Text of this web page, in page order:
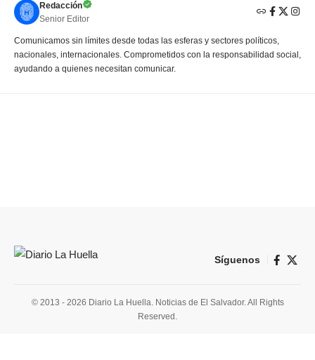
Redacción
Senior Editor
Comunicamos sin límites desde todas las esferas y sectores políticos,
nacionales, internacionales. Comprometidos con la responsabilidad social,
ayudando a quienes necesitan comunicar.
Síguenos
© 2013 - 2026 Diario La Huella. Noticias de El Salvador. All Rights
Reserved.